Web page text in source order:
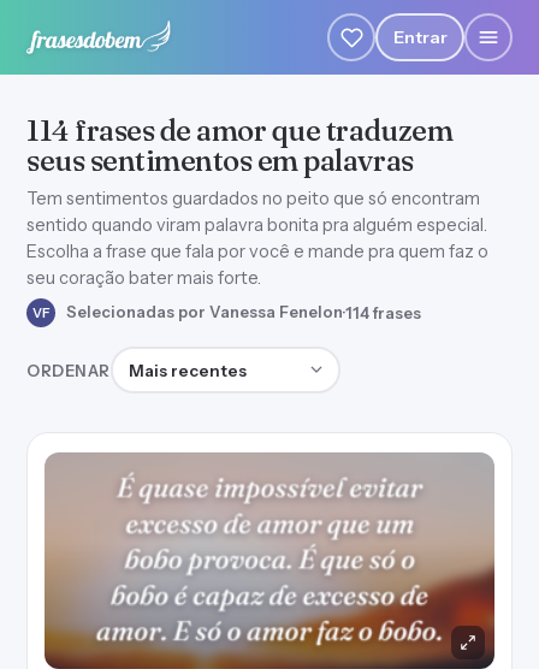
Entrar
114 frases de amor que traduzem
seus sentimentos em palavras
Tem sentimentos guardados no peito que só encontram
sentido quando viram palavra bonita pra alguém especial.
Escolha a frase que fala por você e mande pra quem faz o
seu coração bater mais forte.
VF Selecionadas por Vanessa Fenelon·114 frases
ORDENAR Ordenar frases